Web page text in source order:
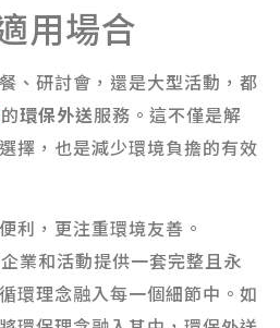
用場合
、研討會，還是大型活動，都
的環保外送服務。這不僅是解
擇，也是減少環境負擔的有效
利，更注重環境友善。
業和活動提供一套完整且永
環理念融入每一個細節中。如